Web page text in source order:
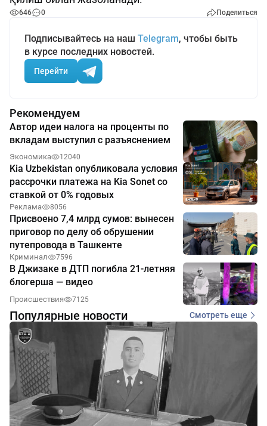
646 0 Поделиться
Подписывайтесь на наш Telegram, чтобы быть
в курсе последних новостей.
Перейти
Рекомендуем
Автор идеи налога на проценты по
вкладам выступил с разъяснением
Экономика 12040
Kia Uzbekistan опубликовала условия
рассрочки платежа на Kia Sonet со
ставкой от 0% годовых
Реклама 8056
Присвоено 7,4 млрд сумов: вынесен
приговор по делу об обрушении
путепровода в Ташкенте
Криминал 7596
В Джизаке в ДТП погибла 21-летняя
блогерша — видео
Происшествия 7125
Популярные новости Смотреть еще